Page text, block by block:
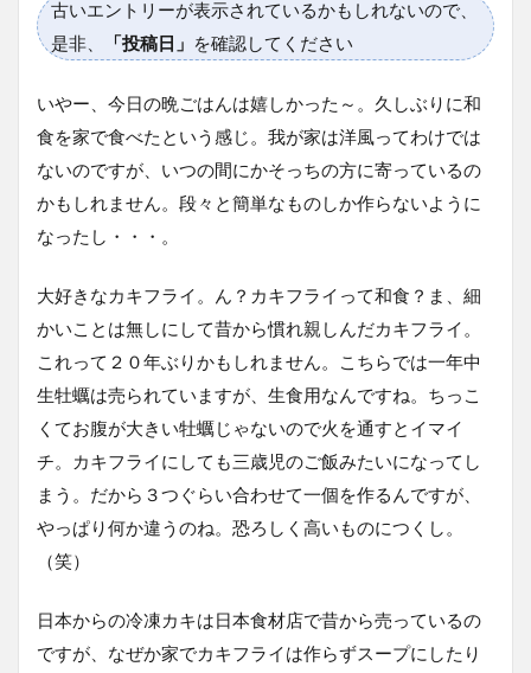
古いエントリーが表示されているかもしれないので、
是非、
「投稿日」 を確認してください
いやー、今日の晩ごはんは嬉しかった～。久しぶりに和
食を家で食べたという感じ。我が家は洋風ってわけでは
ないのですが、いつの間にかそっちの方に寄っているの
かもしれません。段々と簡単なものしか作らないように
なったし・・・。
大好きなカキフライ。ん？カキフライって和食？ま、細
かいことは無しにして昔から慣れ親しんだカキフライ。
これって２０年ぶりかもしれません。こちらでは一年中
生牡蠣は売られていますが、生食用なんですね。ちっこ
くてお腹が大きい牡蠣じゃないので火を通すとイマイ
チ。カキフライにしても三歳児のご飯みたいになってし
まう。だから３つぐらい合わせて一個を作るんですが、
やっぱり何か違うのね。恐ろしく高いものにつくし。
（笑）
日本からの冷凍カキは日本食材店で昔から売っているの
ですが、なぜか家でカキフライは作らずスープにしたり